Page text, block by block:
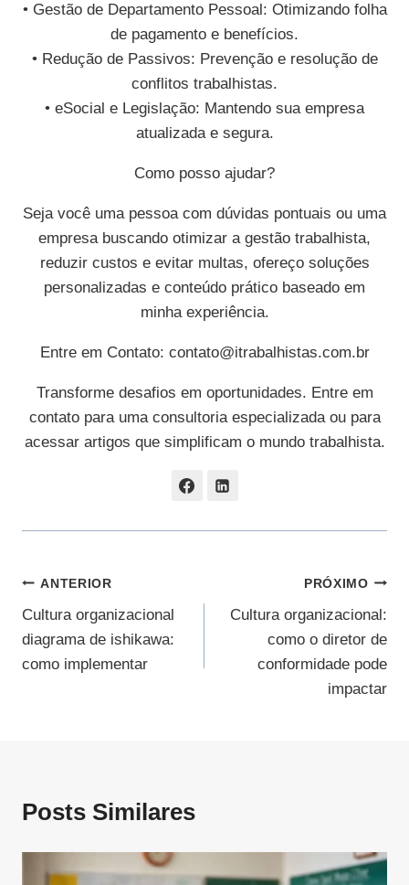
• Gestão de Departamento Pessoal: Otimizando folha
de pagamento e benefícios.
• Redução de Passivos: Prevenção e resolução de
conflitos trabalhistas.
• eSocial e Legislação: Mantendo sua empresa
atualizada e segura.
Como posso ajudar?
Seja você uma pessoa com dúvidas pontuais ou uma
empresa buscando otimizar a gestão trabalhista,
reduzir custos e evitar multas, ofereço soluções
personalizadas e conteúdo prático baseado em
minha experiência.
Entre em Contato: contato@itrabalhistas.com.br
Transforme desafios em oportunidades. Entre em
contato para uma consultoria especializada ou para
acessar artigos que simplificam o mundo trabalhista.
Navegação
De
Post
ANTERIOR
Cultura organizacional
diagrama de ishikawa:
como implementar
PRÓXIMO
Cultura organizacional:
como o diretor de
conformidade pode
impactar
Posts Similares